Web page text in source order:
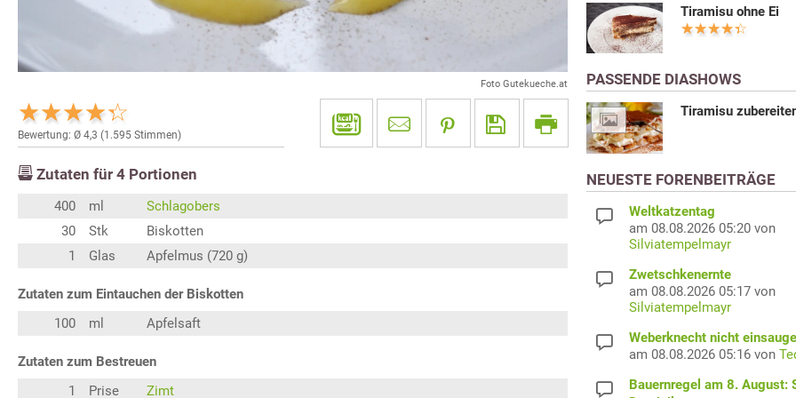
Foto Gutekueche.at
Bewertung: Ø 4,3 (1.595 Stimmen)
Zutaten für 4 Portionen
400 ml
Schlagobers
30
Stk
Biskotten
1
Glas Apfelmus (720 g)
Zutaten zum Eintauchen der Biskotten
100
ml Apfelsaft
Zutaten zum Bestreuen
1
Prise Zimt
Tiramisu ohne Ei
PASSENDE DIASHOWS
Tiramisu
NEUESTE FORENBEITRÄGE
Weltkatzentag
am 08.08.2026 05:20 von
Silviatempelmayr
Zwetschkenernte
am 08.08.2026 05:17 von
Silviatempelmayr
Weberknecht nicht
am 08.08.2026 05:16 von
Bauernregel am 8. August: